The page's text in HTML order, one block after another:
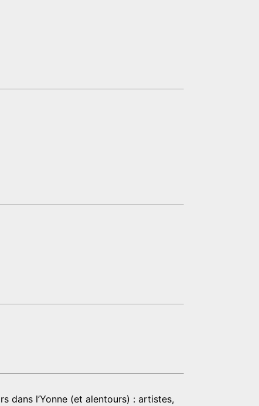
dans l’Yonne (et alentours) : artistes,